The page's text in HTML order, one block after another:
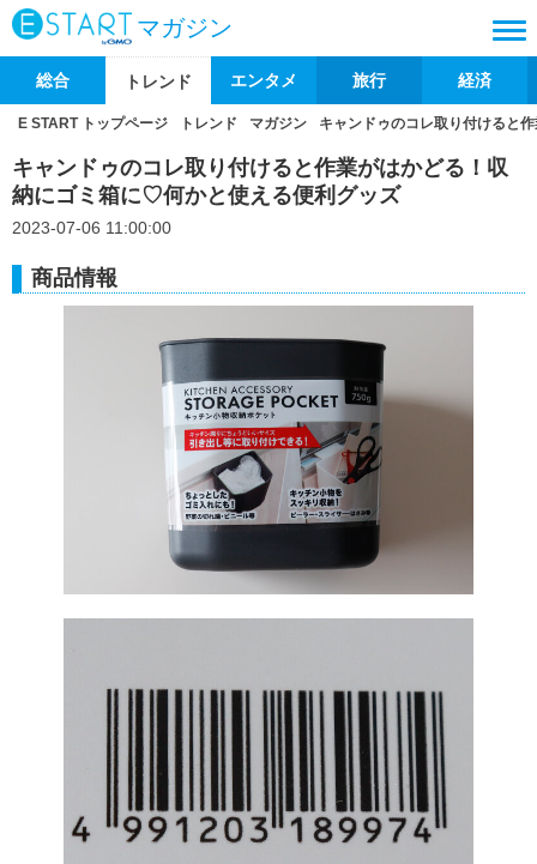
マガジン
総合 トレンド エンタメ 旅行 経済
E START トップページ トレンド マガジン キャンドゥのコレ取り付けると
キャンドゥのコレ取り付けると作業がはかどる！収
納にゴミ箱に♡何かと使える便利グッズ
2023-07-06 11:00:00
商品情報